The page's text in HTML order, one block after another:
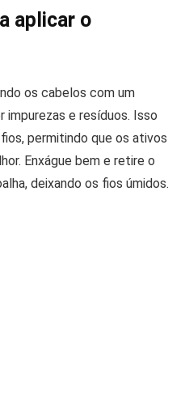
aplicar o
os cabelos com um
impurezas e resíduos. Isso
permitindo que os ativos
Enxágue bem e retire o
deixando os fios úmidos.